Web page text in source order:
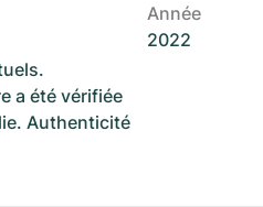
a été vérifiée
Authenticité
Année
2022